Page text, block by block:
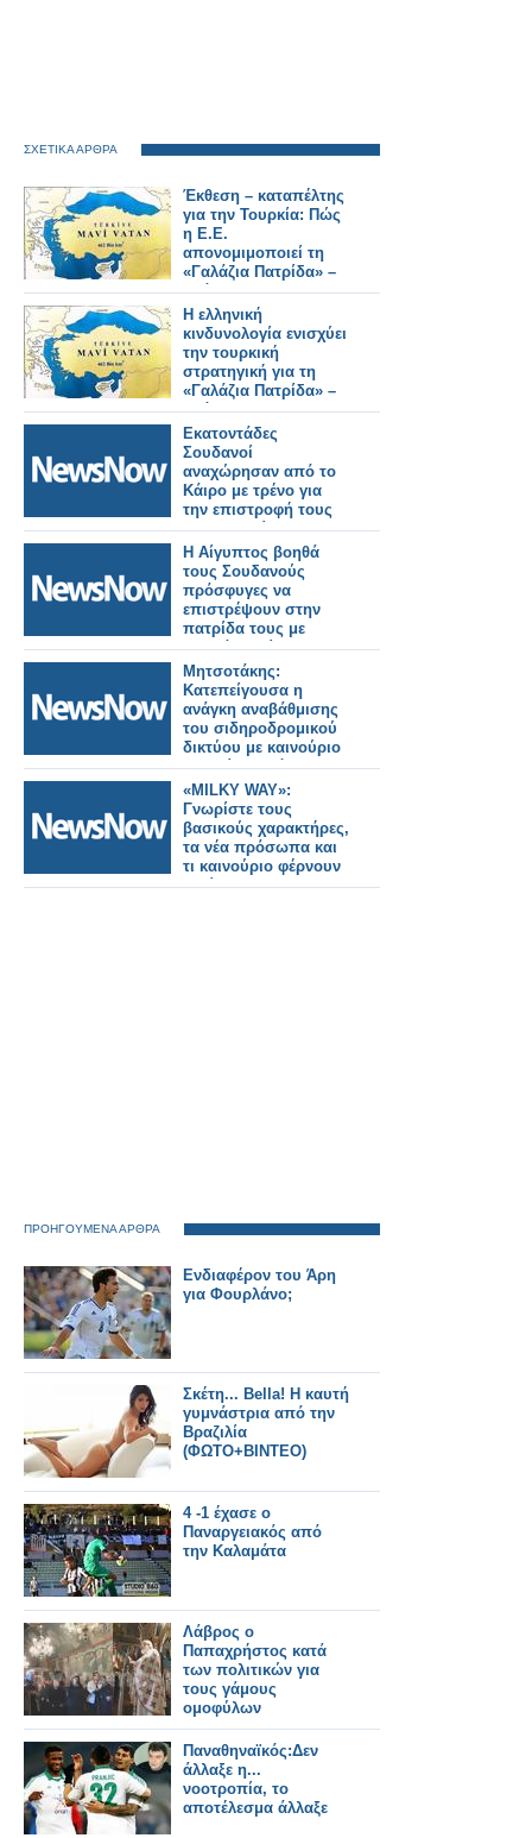
ΣΧΕΤΙΚΑ ΑΡΘΡΑ
Έκθεση – καταπέλτης
για την Τουρκία: Πώς
η Ε.Ε.
απονομιμοποιεί τη
«Γαλάζια Πατρίδα» –
Ανάλυση του
Κωνσταντίνου
Μπαλωμένου
Η ελληνική
κινδυνολογία ενισχύει
την τουρκική
στρατηγική για τη
«Γαλάζια Πατρίδα» –
Ανάλυση του
Κωνσταντίνου
Μπαλωμένου
Εκατοντάδες
Σουδανοί
αναχώρησαν από το
Κάιρο με τρένο για
την επιστροφή τους
στην πατρίδα τους.
Εικόνες από το
σταθμό Ραμσή
Η Αίγυπτος βοηθά
τους Σουδανούς
πρόσφυγες να
επιστρέψουν στην
πατρίδα τους με
δωρεάν ταξίδια με
τρένο
Μητσοτάκης:
Κατεπείγουσα η
ανάγκη αναβάθμισης
του σιδηροδρομικού
δικτύου με καινούριο
τροχαίο υλικό
«MILKY WAY»:
Γνωρίστε τους
βασικούς χαρακτήρες,
τα νέα πρόσωπα και
τι καινούριο φέρνουν
μαζί τους
ΠΡΟΗΓΟΥΜΕΝΑ ΑΡΘΡΑ
Ενδιαφέρον του Άρη
για Φουρλάνο;
Σκέτη... Bella! H καυτή
γυμνάστρια από την
Βραζιλία
(ΦΩΤΟ+ΒΙΝΤΕΟ)
4 -1 έχασε ο
Παναργειακός από
την Καλαμάτα
Λάβρος ο
Παπαχρήστος κατά
των πολιτικών για
τους γάμους
ομοφύλων
Παναθηναϊκός:Δεν
άλλαξε η...
νοοτροπία, το
αποτέλεσμα άλλαξε